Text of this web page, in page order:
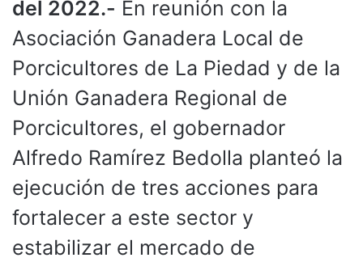
del 2022.- En reunión con la
Asociación Ganadera Local de
Porcicultores de La Piedad y de la
Unión Ganadera Regional de
Porcicultores, el gobernador
Alfredo Ramírez Bedolla planteó la
ejecución de tres acciones para
fortalecer a este sector y
estabilizar el mercado de